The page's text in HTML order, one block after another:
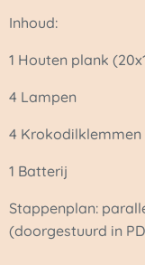
Inhoud:
1 Houten plank
4 Lampen
4 Krokodilklemmen
1 Batterij
Stappenplan:
(doorgestuurd in